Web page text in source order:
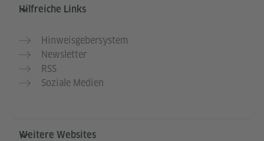
Hilfreiche Links
Hinweisgebersystem
Newsletter
RSS
Soziale Medien
Weitere Websites